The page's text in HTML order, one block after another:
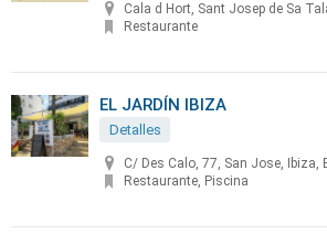
Cala d Hort, Sant Josep de Sa
Restaurante
EL JARDÍN IBIZA
Detalles
C/ Des Calo, 77, San Jose, Ibiza,
Restaurante, Piscina